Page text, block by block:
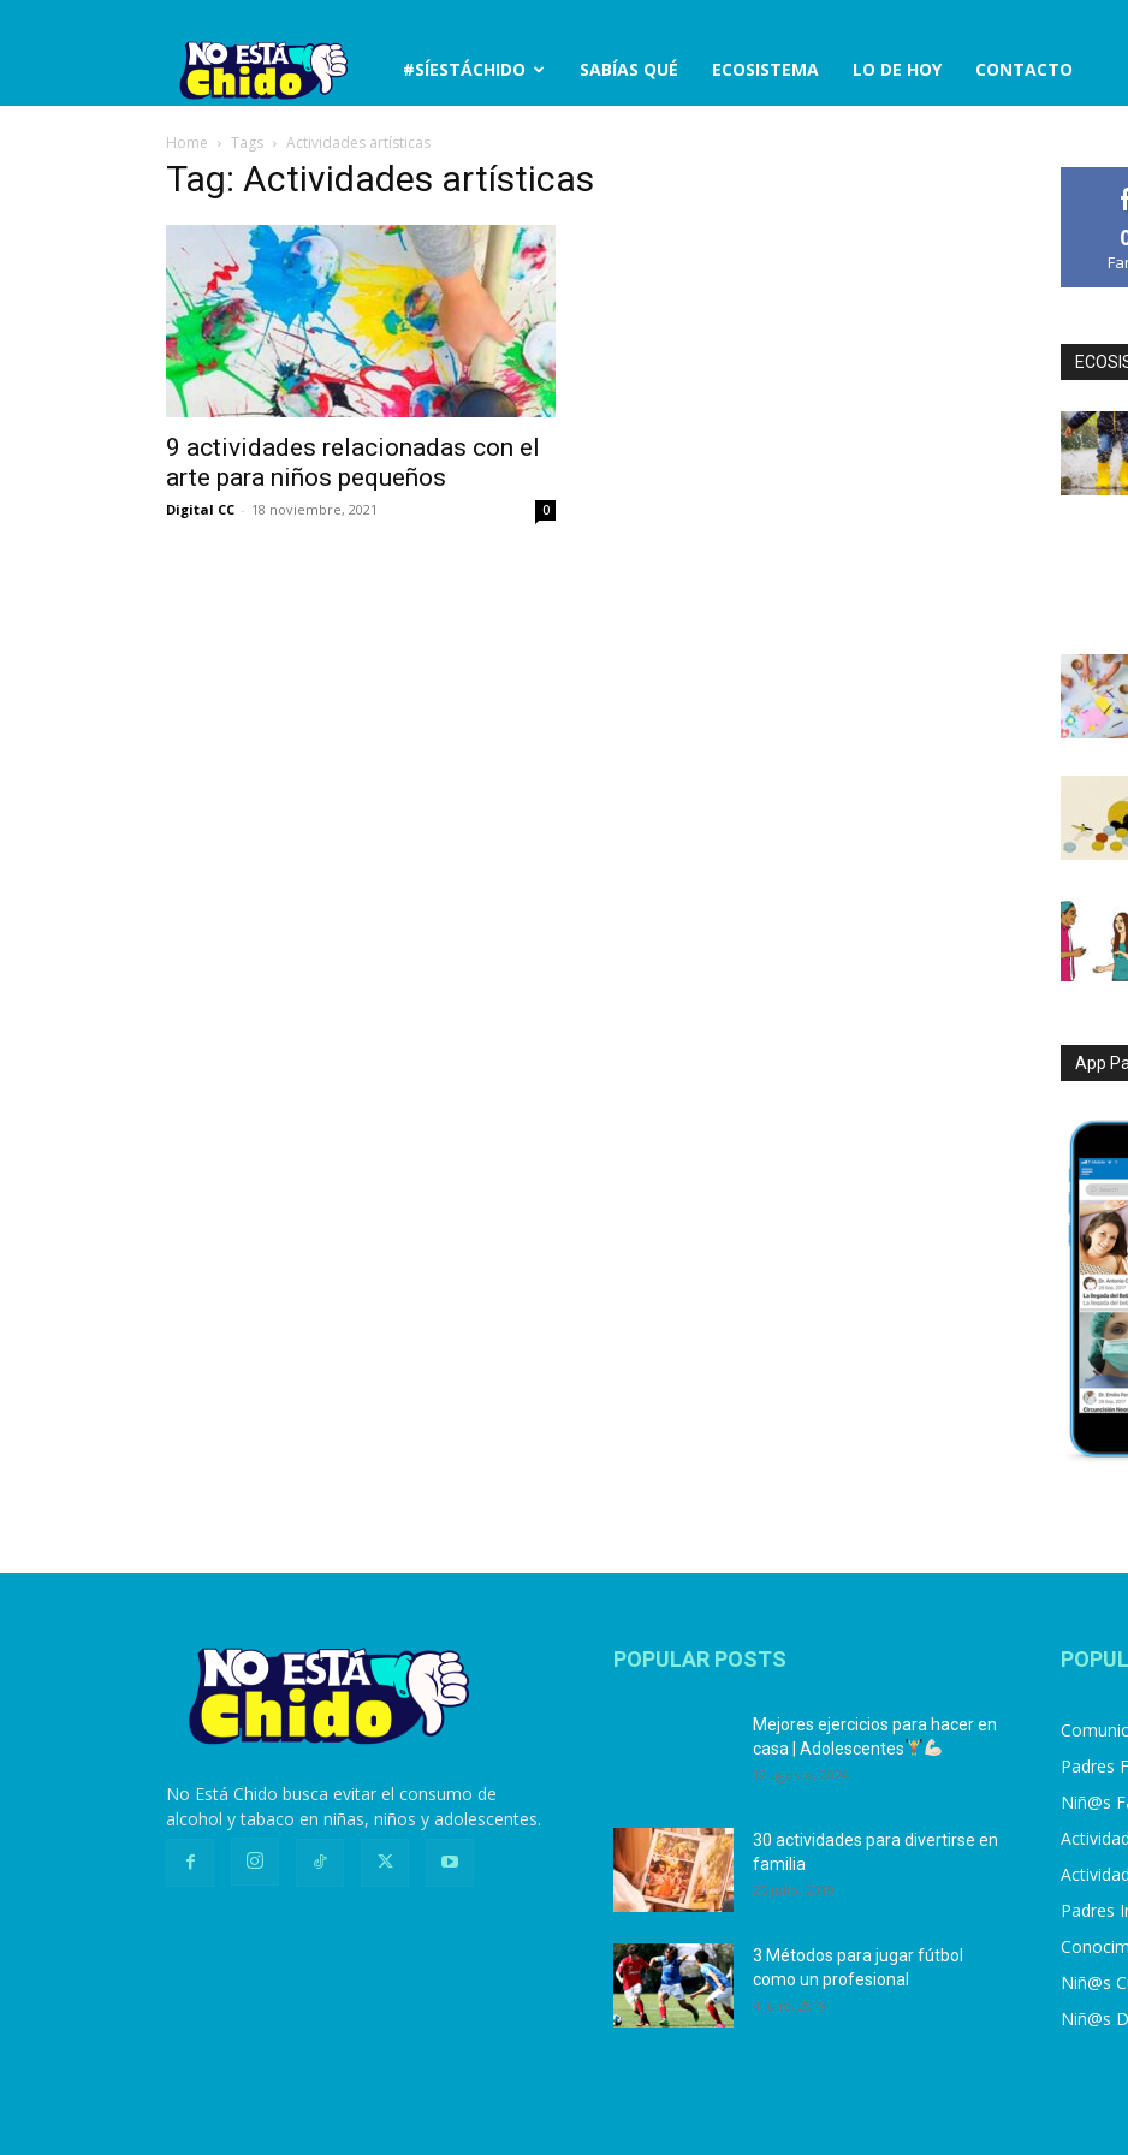
No
está
#SÍESTÁCHIDO SABÍAS QUÉ ECOSISTEMA LO DE HOY CONTACTO
Home Tags Actividades artísticas
Tag: Actividades artísticas
9 actividades relacionadas con el
arte para niños pequeños
Digital CC - 18 noviembre, 2021 0
App
No Está Chido busca evitar el consumo de
alcohol y tabaco en niñas, niños y adolescentes.
POPULAR POSTS
Mejores ejercicios para hacer en
casa | Adolescentes
12 agosto, 2024
30 actividades para divertirse en
familia
25 julio, 2019
3 Métodos para jugar fútbol
como un profesional
4 julio, 2019
Padres
Niñ@s
Padres
Niñ@s
Niñ@s